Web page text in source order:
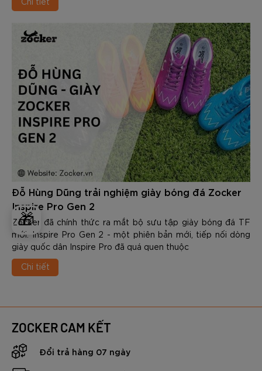
🎁
này không chỉ gây ra tình trạng lãng phí mà còn làm giảm
từng pha bóng.
Vậy vì sao nhiều quả bóng đá nhanh xuống cấp chỉ sau vài
tháng? Và làm thế nào để chọn được 1 quả bóng đủ “trâu”
để đáp ứng & vượt qua được những thử thách khắc nghiệt
trên sân cỏ. Trong nội dung dưới đây các bạn hãy cùng
Zocker tìm hiểu chi tiết nhé.
Đỗ Hùng Dũng trải nghiệm giày bóng đá Zocker
Inspire Pro Gen 2
Zocker đã chính thức ra mắt bộ sưu tập giày bóng đá TF
mới: Inspire Pro Gen 2 - một phiên bản mới, tiếp nối dòng
giày quốc dân Inspire Pro đã quá quen thuộc
Chi tiết
ZOCKER CAM KẾT
Đổi trả hàng 07 ngày